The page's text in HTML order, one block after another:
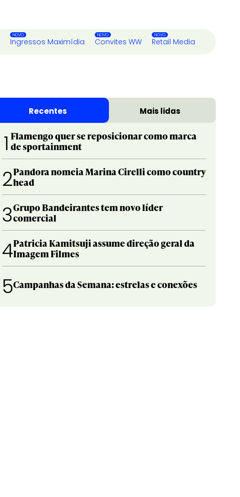
Ingressos Maximídia Convites WW Retail Media
Recentes Mais lidas
1 Flamengo quer se reposicionar como marca
de sportainment
2Pandora nomeia Marina Cirelli como country
head
3Grupo Bandeirantes tem novo líder
comercial
4Patricia Kamitsuji assume direção geral da
Imagem Filmes
5Campanhas da Semana: estrelas e conexões